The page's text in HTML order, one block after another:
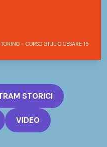
TORINO - CORSO GIULIO CESARE 15
STORICI
VIDEO